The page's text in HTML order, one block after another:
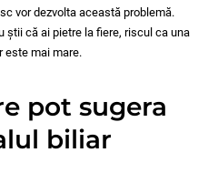
vor dezvolta această problemă.
știi că ai pietre la fiere, riscul ca una
este mai mare.
pot sugera
biliar